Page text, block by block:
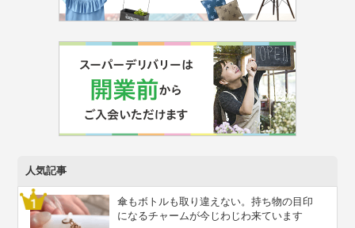
人気記事
傘もボトルも取り違えない。持ち物の目印
になるチャームが今じわじわ来ています